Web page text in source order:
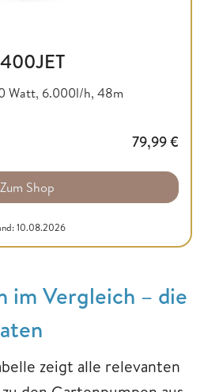
Watt, 6.000l/h, 48m
79,99€
Zum Shop
10.08.2026
im Vergleich – die
zeigt alle relevanten